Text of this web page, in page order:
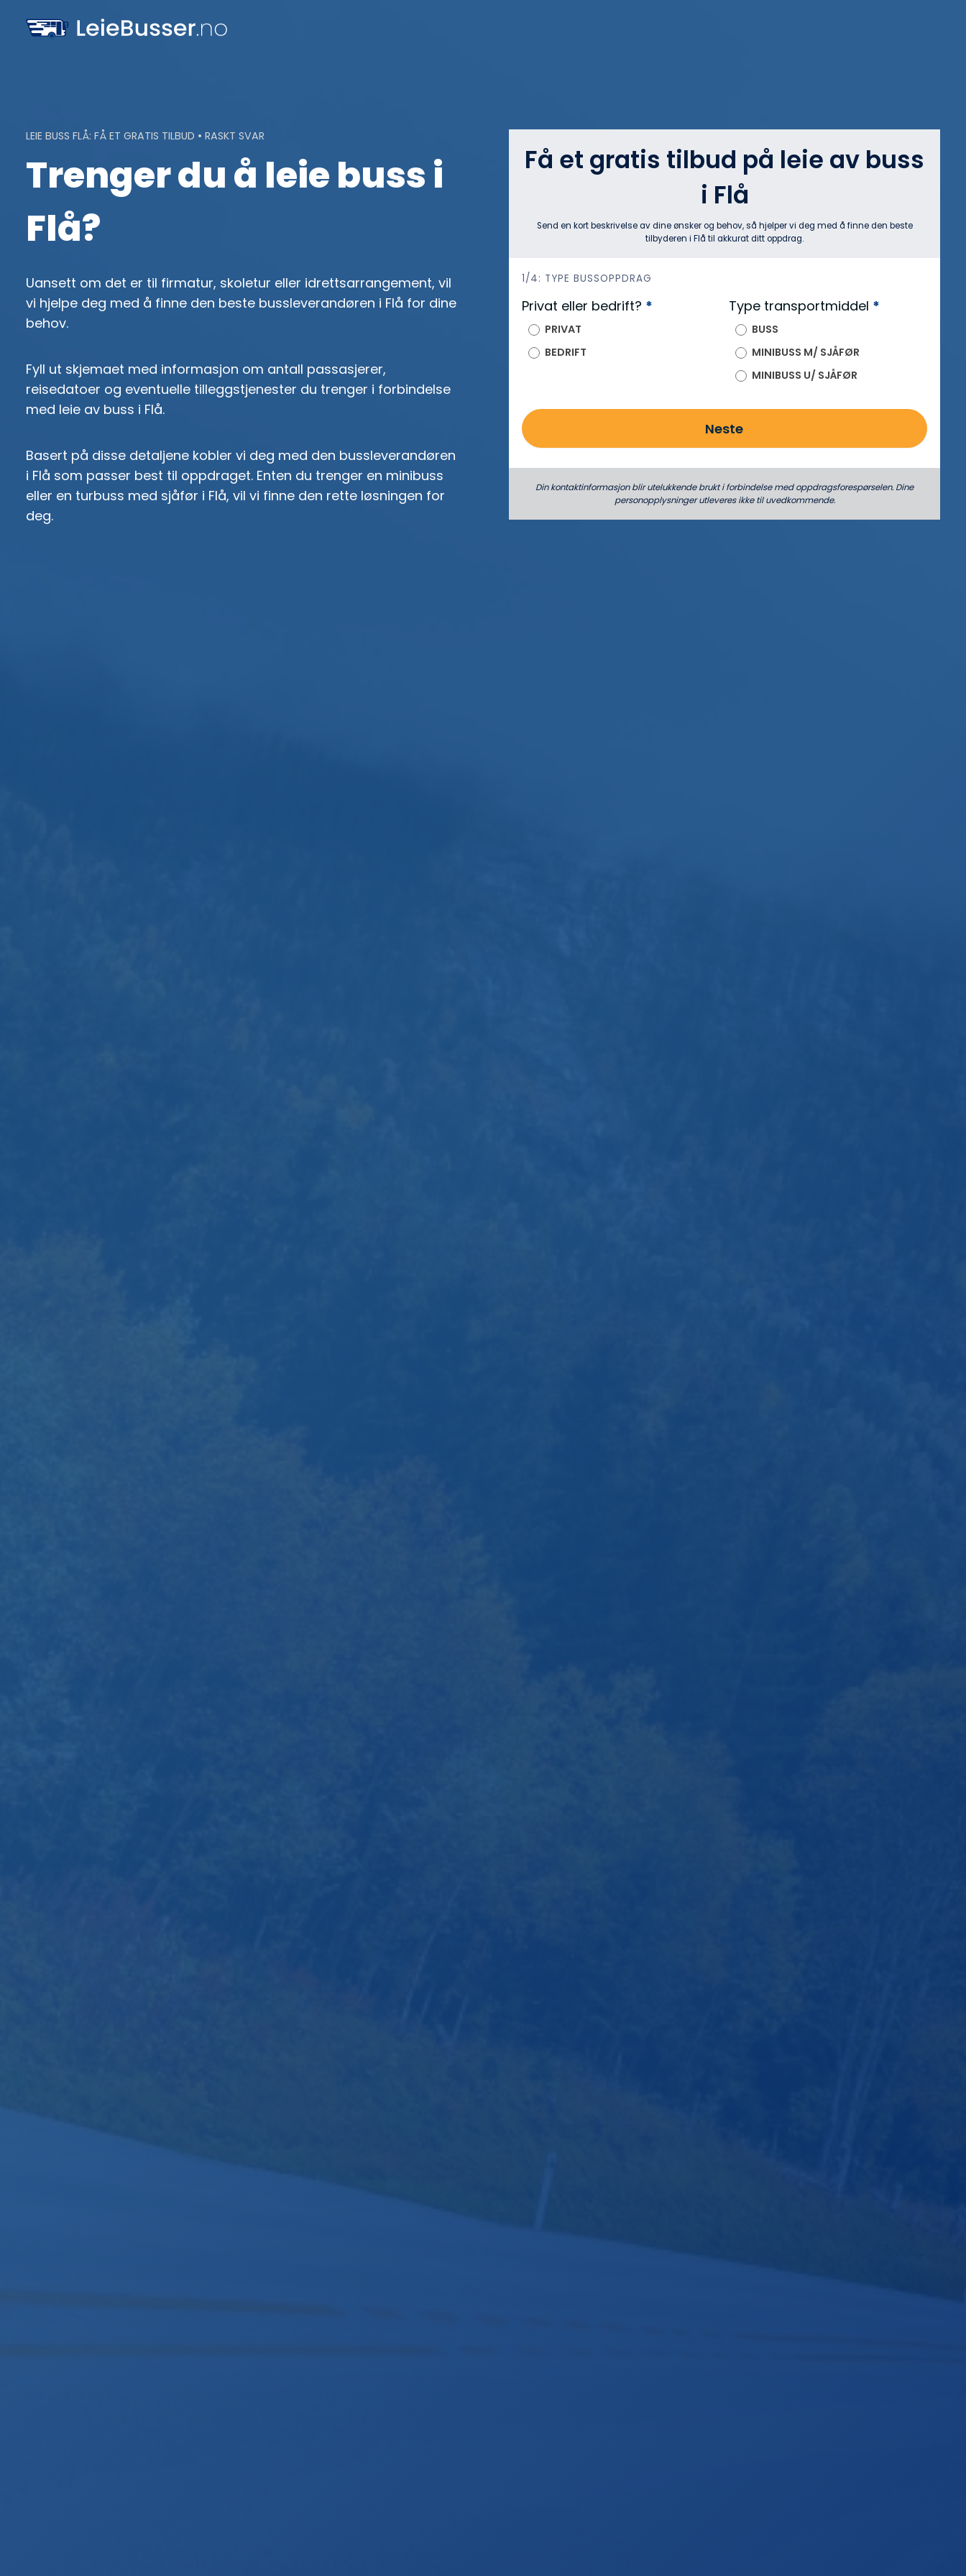
LEIE BUSS FLÅ: FÅ ET GRATIS TILBUD • RASKT SVAR
Trenger du å leie buss i
Flå?
Uansett om det er til firmatur, skoletur eller idrettsarrangement, vil
vi hjelpe deg med å finne den beste bussleverandøren i Flå for dine
behov.
Fyll ut skjemaet med informasjon om antall passasjerer,
reisedatoer og eventuelle tilleggstjenester du trenger i forbindelse
med leie av buss i Flå.
Basert på disse detaljene kobler vi deg med den bussleverandøren
i Flå som passer best til oppdraget. Enten du trenger en minibuss
eller en turbuss med sjåfør i Flå, vil vi finne den rette løsningen for
deg.
Få et gratis tilbud på leie av buss
i Flå
Send en kort beskrivelse av dine ønsker og behov, så hjelper vi deg med å finne den beste
tilbyderen i Flå til akkurat ditt oppdrag.
h
e
1/4: TYPE BUSSOPPDRAG
Privat eller bedrift? *
PRIVAT
BEDRIFT
Type transportmiddel *
BUSS
MINIBUSS M/ SJÅFØR
MINIBUSS U/ SJÅFØR
Neste
Din kontaktinformasjon blir utelukkende brukt i forbindelse med oppdrags­forespørselen. Dine
person­­opplysninger utleveres ikke til uvedkommende.